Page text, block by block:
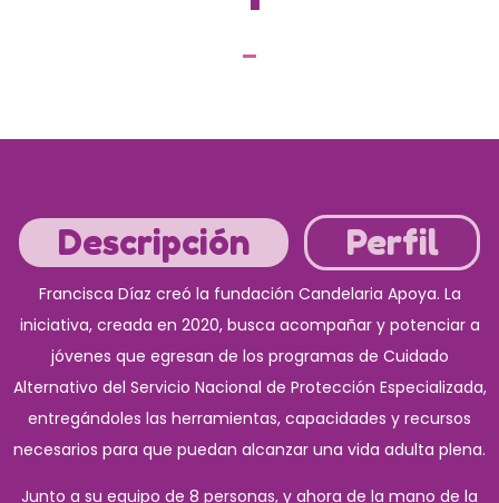
Descripción Perfil
Francisca Díaz creó la fundación Candelaria Apoya. La
iniciativa, creada en 2020, busca acompañar y potenciar a
jóvenes que egresan de los programas de Cuidado
Alternativo del Servicio Nacional de Protección Especializada,
entregándoles las herramientas, capacidades y recursos
necesarios para que puedan alcanzar una vida adulta plena.
Junto a su equipo de 8 personas, y ahora de la mano de la